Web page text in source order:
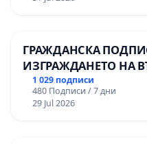
ГРАЖДАНСКА
ИЗГРАЖДАНЕТО НА
НА ТЕРИТОРИЯТА НА
ЗАБЕЛЕЖИТЕЛНОСТ
ОСВОБОДИТЕЛИТЕ“
1 029 подписи
480 Подписи / 7 дни
29 Jul 2026